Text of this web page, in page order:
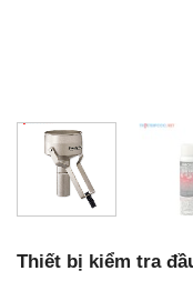
Thiết bị kiểm tra